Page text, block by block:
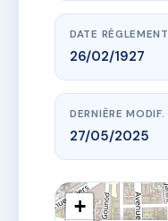
DATE RÈGLEMENT
26/02/1927
DERNIÈRE MODIF.
27/05/2025
+